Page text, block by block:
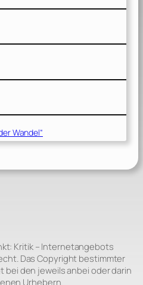
Wandel“
Kritik – Internetangebots
Das Copyright bestimmter
bei den jeweils anbei oder darin
Urhebern.